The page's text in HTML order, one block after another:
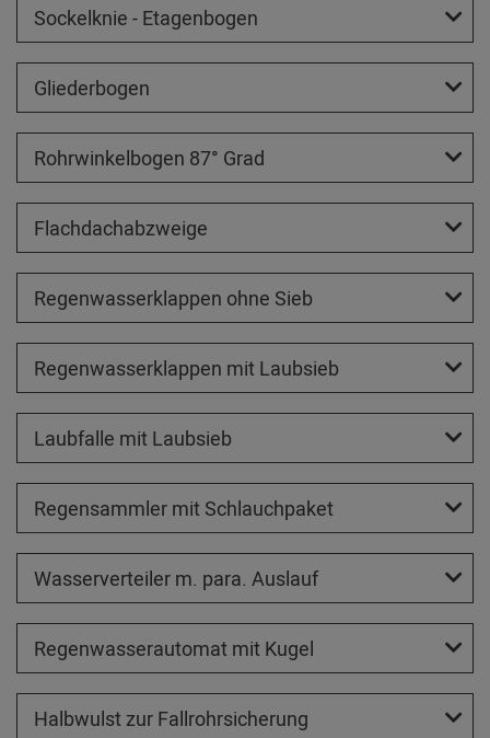
Sockelknie - Etagenbogen
Gliederbogen
Rohrwinkelbogen 87° Grad
Flachdachabzweige
Regenwasserklappen ohne Sieb
Regenwasserklappen mit Laubsieb
Laubfalle mit Laubsieb
Regensammler mit Schlauchpaket
Wasserverteiler m. para. Auslauf
Regenwasserautomat mit Kugel
Halbwulst zur Fallrohrsicherung